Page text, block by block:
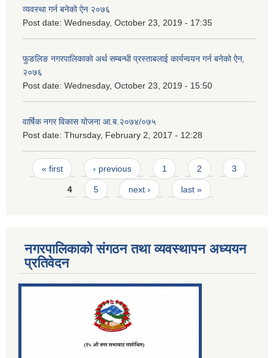
व्यवस्था गर्न बनेको ऐन २०७६
Post date: Wednesday, October 23, 2019 - 17:35
फुङलिङ नगरपालिकाको अर्थ सम्बन्धी प्रस्ताबलाई कार्यन्वयन गर्न बनेको ऐन‚
२०७६
Post date: Wednesday, October 23, 2019 - 15:50
वार्षिक नगर विकास योजना आ.ब.२०७४/०७५
Post date: Thursday, February 2, 2017 - 12:28
Pages
« first ‹ previous 1 2 3
4 5 next › last »
नगरपालिकाको संगठन तथा व्यवस्थापन अध्ययन
प्रतिवेदन